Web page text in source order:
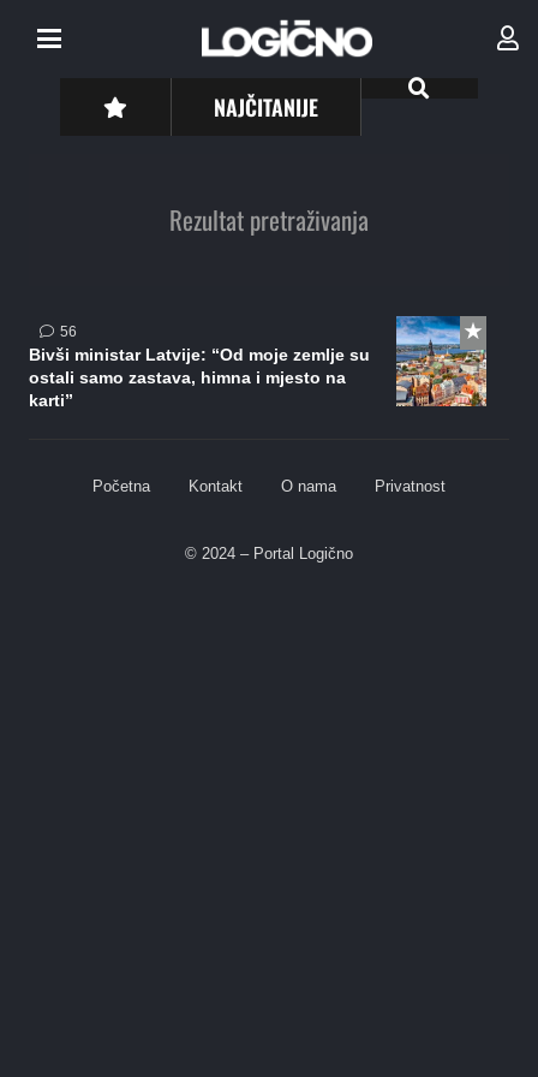
NAJČITANIJE
Rezultat pretraživanja
56komentara
Bivši ministar Latvije: “Od moje zemlje su
ostali samo zastava, himna i mjesto na
karti”
Početna Kontakt O nama Privatnost
© 2024 – Portal Logično